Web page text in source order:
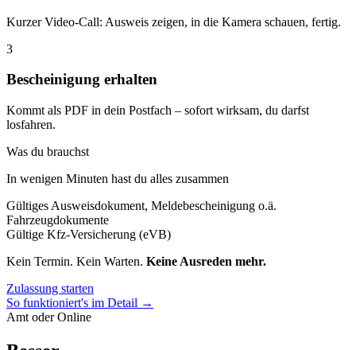
Kurzer Video-Call: Ausweis zeigen, in die Kamera schauen, fertig.
3
Bescheinigung erhalten
Kommt als PDF in dein Postfach – sofort wirksam, du darfst
losfahren.
Was du brauchst
In wenigen Minuten hast du alles zusammen
Gültiges Ausweisdokument, Meldebescheinigung o.ä.
Fahrzeugdokumente
Gültige Kfz-Versicherung (eVB)
Kein Termin. Kein Warten. Keine Ausreden mehr.
Zulassung starten
So funktioniert's im Detail →
Amt oder Online